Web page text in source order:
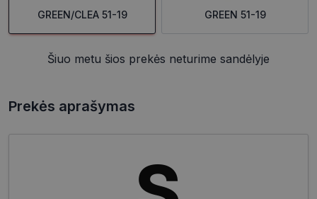
GREEN/CLEA 51-19 GREEN 51-19
Šiuo metu šios prekės neturime sandėlyje
Prekės aprašymas